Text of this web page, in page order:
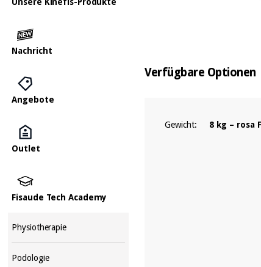
Nachricht
Angebote
Outlet
Fisaude Tech Academy
Physiotherapie
Podologie
Verfügbare Optionen
Gewicht: 8 kg – rosa